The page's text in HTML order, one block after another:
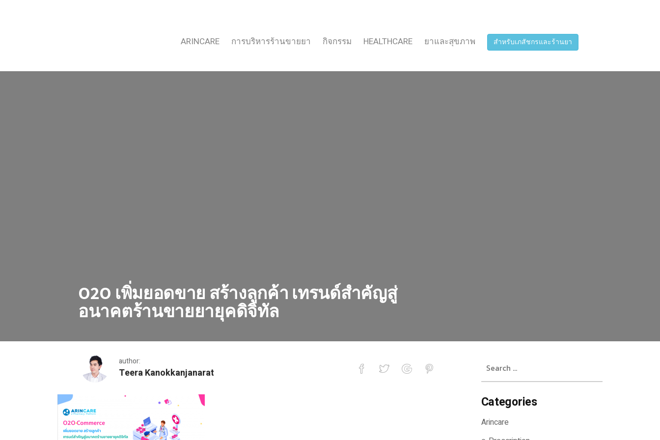
ARINCARE การบริหารร้านขายยา กิจกรรม HEALTHCARE ยาและสุขภาพ สำหรับเภสัชกรและร้านยา
O2O เพิ่มยอดขาย สร้างลูกค้า เทรนด์สำคัญสู่
อนาคตร้านขายยายุคดิจิทัล
author:
Teera Kanokkanjanarat
O2O เพิ่มยอดขาย สร้างลูกค้า เทรนด์สำคัญสู่อนาคตร้านขายยายุคดิจิทัล
for:
Categories
Arincare